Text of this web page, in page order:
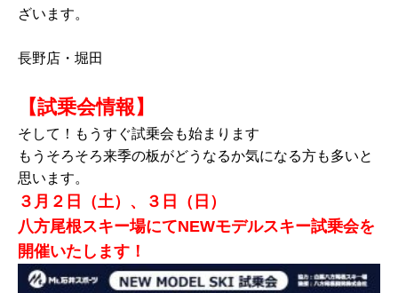
ざいます。
長野店・堀田
【試乗会情報】
そして！もうすぐ試乗会も始まります
もうそろそろ来季の板がどうなるか気になる方も多いと
思います。
３月２日（土）、３日（日）
八方尾根スキー場にてNEWモデルスキー試乗会を
開催いたします！